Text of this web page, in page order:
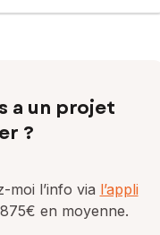
a un projet
?
moi l’info via l’appli
en moyenne.